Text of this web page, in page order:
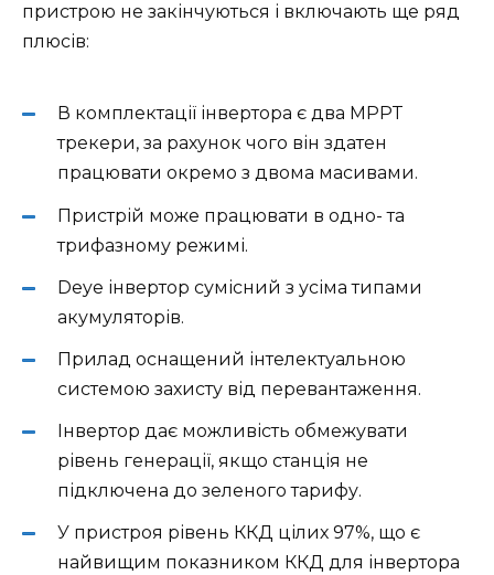
пристрою не закінчуються і включають ще ряд
плюсів:
В комплектації інвертора є два MPPT
трекери, за рахунок чого він здатен
працювати окремо з двома масивами.
Пристрій може працювати в одно- та
трифазному режимі.
Deye інвертор сумісний з усіма типами
акумуляторів.
Прилад оснащений інтелектуальною
системою захисту від перевантаження.
Інвертор дає можливість обмежувати
рівень генерації, якщо станція не
підключена до зеленого тарифу.
У пристроя рівень ККД цілих 97%, що є
найвищим показником ККД для інвертора